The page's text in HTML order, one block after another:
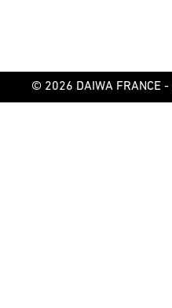
© 2026 DAIWA FRANCE -